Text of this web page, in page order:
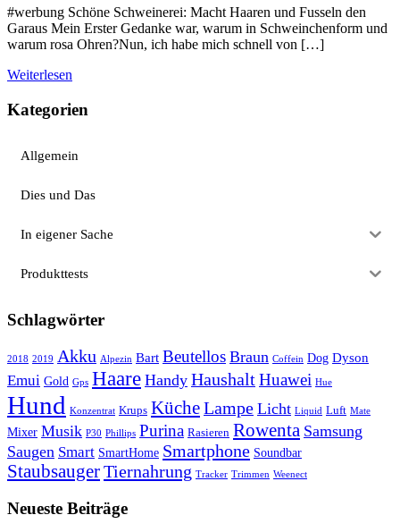
#werbung Schöne Schweinerei: Macht Haaren und Fusseln den
Garaus Mein Erster Gedanke war, warum in Schweinchenform und
warum rosa Ohren?Nun, ich habe mich schnell von […]
Weiterlesen
Kategorien
Allgemein
Dies und Das
In eigener Sache
Produkttests
Schlagwörter
2018 2019 Akku Alpezin Bart Beutellos Braun Coffein Dog Dyson
Emui Gold Gps Haare Handy HaushaltHuawei Hue
Hund Konzentrat Krups KücheLampe Licht Liquid Luft Mate
Mixer Musik P30 Phillips Purina Rasieren Rowenta Samsung
Saugen Smart SmartHome Smartphone Soundbar
StaubsaugerTiernahrung Tracker Trimmen Weenect
Neueste Beiträge